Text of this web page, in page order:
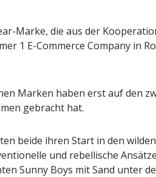
Marke, die aus der
1 E-Commerce Company in
Marken haben erst auf den
gebracht hat.
beide ihren Start in den
und rebellische
Sunny Boys mit Sand unter